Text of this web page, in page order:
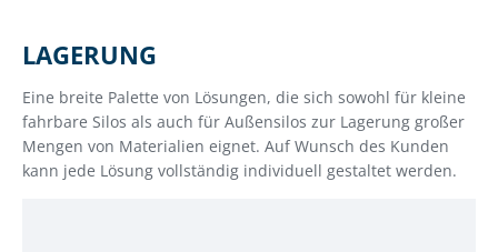
LAGERUNG
Eine breite Palette von Lösungen, die sich sowohl für kleine
fahrbare Silos als auch für Außensilos zur Lagerung großer
Mengen von Materialien eignet. Auf Wunsch des Kunden
kann jede Lösung vollständig individuell gestaltet werden.